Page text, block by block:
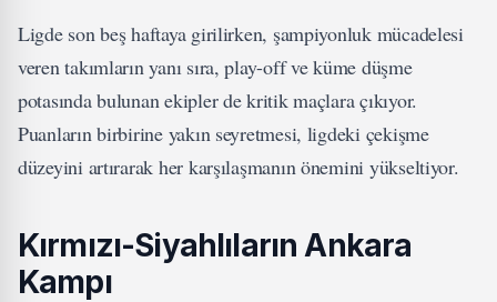
Ligde son beş haftaya girilirken, şampiyonluk mücadelesi
veren takımların yanı sıra, play-off ve küme düşme
potasında bulunan ekipler de kritik maçlara çıkıyor.
Puanların birbirine yakın seyretmesi, ligdeki çekişme
düzeyini artırarak her karşılaşmanın önemini yükseltiyor.
Kırmızı-Siyahlıların Ankara
Kampı